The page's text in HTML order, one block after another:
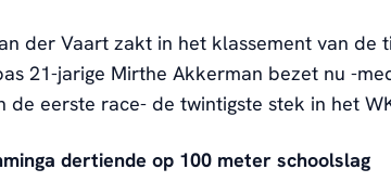
der Vaart zakt in het klassement van de
21-jarige Mirthe Akkerman bezet nu -
de eerste race- de twintigste stek in het
dertiende op 100 meter schoolslag